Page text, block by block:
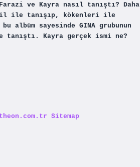
ve Kayra nasıl tanıştı? Daha
ile tanışıp, kökenleri ile
sayesinde GINA grubunun
tanıştı. Kayra gerçek ismi ne?
Sitemap